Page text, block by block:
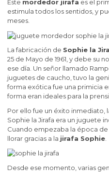
Este mordedor jirafa es el
estimula todos los sentidos, y
meses.
La fabricación de Sophie la
25 de Mayo de 1961, y debe su
ese día. Un señor llamado
juguetes de caucho, tuvo la
forma exótica fue una primicia
forma eran ideales para la
Por ello fue un éxito inmediato,
Sophie la Jirafa era un juguete
Cuando empezaba la época
llorar gracias a la jirafa Sophie
Desde ese momento, varias